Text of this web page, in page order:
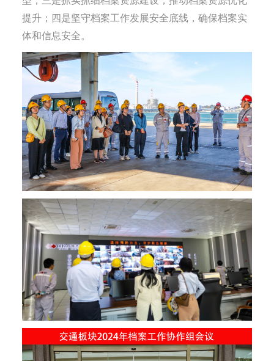
提升；四是坚守档案工作发展安全底线，确保档案实
体和信息安全。